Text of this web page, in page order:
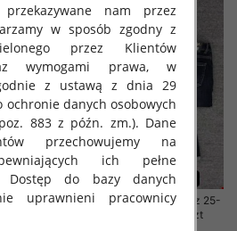
25-
Spodnie damskie jeansy Roz 25-
30, 1 Kolor Paczka 10 szt
nam przez
w sposób zgodny z
przez Klientów
wymogami prawa, w
z ustawą z dnia 29
ochronie danych osobowych
883 z późn. zm.). Dane
przechowujemy na
ich pełne
Dostęp do bazy danych
uprawnieni pracownicy